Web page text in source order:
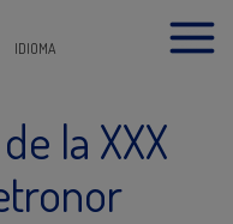
IDIOMA
la XXX